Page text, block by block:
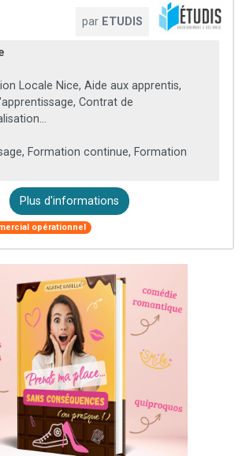
par ETUDIS
Locale Nice, Aide aux apprentis,
Contrat de
Formation continue, Formation
Plus d'informations
opérationnel